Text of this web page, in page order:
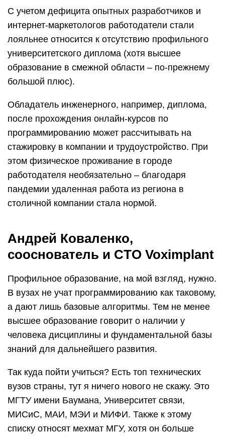
С учетом дефицита опытных разработчиков и
интернет-маркетологов работодатели стали
лояльнее относится к отсутствию профильного
университетского диплома (хотя высшее
образование в смежной области – по-прежнему
большой плюс).
Обладатель инженерного, например, диплома,
после прохождения онлайн-курсов по
программированию может рассчитывать на
стажировку в компании и трудоустройство. При
этом физическое проживание в городе
работодателя необязательно – благодаря
пандемии удаленная работа из региона в
столичной компании стала нормой.
Андрей Коваленко,
сооснователь и CTO Voximplant
Профильное образование, на мой взгляд, нужно.
В вузах не учат программированию как таковому,
а дают лишь базовые алгоритмы. Тем не менее
высшее образование говорит о наличии у
человека дисциплины и фундаментальной базы
знаний для дальнейшего развития.
Так куда пойти учиться? Есть топ технических
вузов страны, тут я ничего нового не скажу. Это
МГТУ имени Баумана, Университет связи,
МИСиС, МАИ, МЭИ и МИФИ. Также к этому
списку относят мехмат МГУ, хотя он больше